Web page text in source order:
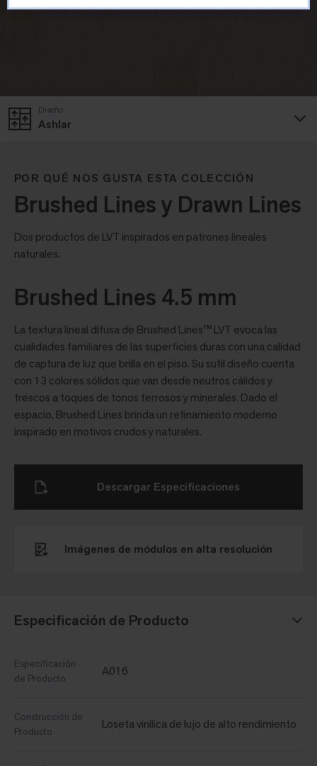
Ashlar
Diseño
POR QUÉ NOS GUSTA ESTA COLECCIÓN
Brushed Lines y Drawn Lines
Dos productos de LVT inspirados en patrones lineales
naturales.
Brushed Lines 4.5 mm
La textura lineal difusa de Brushed Lines™ LVT evoca las
cualidades familiares de las superficies duras con una calidad
de captura de luz que brilla en el piso. Su sutil diseño cuenta
con 13 colores sólidos que van desde neutros cálidos y
frescos a toques de tonos terrosos y minerales. Dado el
espacio, Brushed Lines brinda un refinamiento moderno
inspirado en motivos crudos y naturales.
Especificación de Producto
Especificación
de Producto
A016
Construcción de
Producto
Loseta vinílica de lujo de alto rendimiento
Imágenes de módulos en alta resolución
Descargar Especificaciones